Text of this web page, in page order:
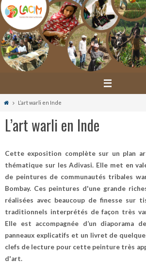
Passer
vers
contenu
HomeL’art warli en Inde
L’art warli en Inde
Cette exposition complète sur un plan
thématique sur les Adivasi. Elle met en
de peintures de communautés tribales
Bombay. Ces peintures d'une grande
réalisées avec beaucoup de finesse sur
traditionnels interprétés de façon très
Elle est accompagnée d’un diaporama
panneaux explicatifs et un livret de
clefs de lecture pour cette peinture très
d'art.